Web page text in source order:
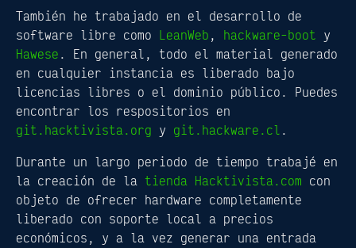
También he trabajado en el desarrollo de
software libre como LeanWeb , hackware-boot y
Hawese . En general, todo el material generado
en cualquier instancia es liberado bajo
licencias libres o el dominio público. Puedes
encontrar los respositorios en
git.hacktivista.org y git.hackware.cl .
Durante un largo periodo de tiempo trabajé en
la creación de la tienda Hacktivista.com con
objeto de ofrecer hardware completamente
liberado con soporte local a precios
económicos, y a la vez generar una entrada